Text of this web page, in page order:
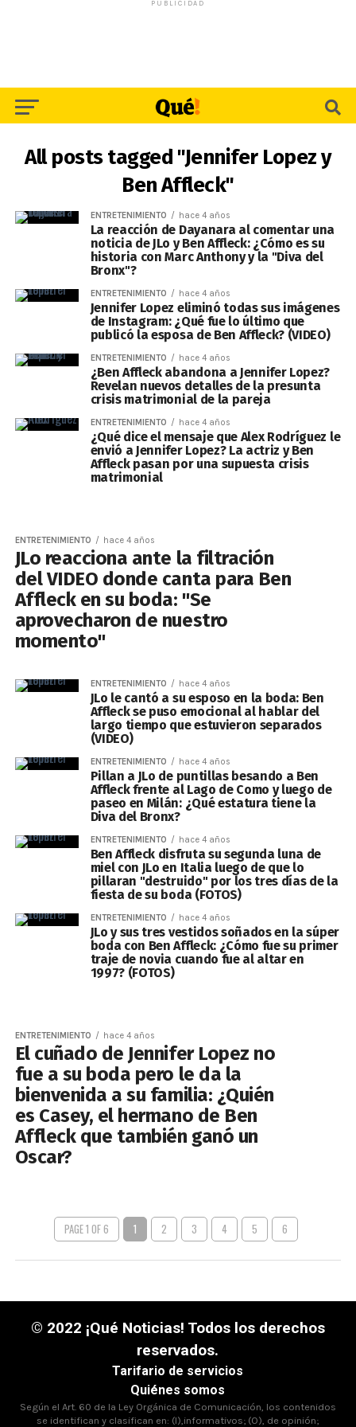
PUBLICIDAD
All posts tagged "Jennifer Lopez y
Ben Affleck"
ENTRETENIMIENTO hace 4 años
La reacción de Dayanara al comentar una
noticia de JLo y Ben Affleck: ¿Cómo es su
historia con Marc Anthony y la "Diva del
Bronx"?
ENTRETENIMIENTO hace 4 años
Jennifer Lopez eliminó todas sus imágenes
de Instagram: ¿Qué fue lo último que
publicó la esposa de Ben Affleck? (VIDEO)
ENTRETENIMIENTO hace 4 años
¿Ben Affleck abandona a Jennifer Lopez?
Revelan nuevos detalles de la presunta
crisis matrimonial de la pareja
ENTRETENIMIENTO hace 4 años
¿Qué dice el mensaje que Alex Rodríguez le
envió a Jennifer Lopez? La actriz y Ben
Affleck pasan por una supuesta crisis
matrimonial
ENTRETENIMIENTO hace 4 años
JLo reacciona ante la filtración
del VIDEO donde canta para Ben
Affleck en su boda: "Se
aprovecharon de nuestro
momento"
ENTRETENIMIENTO hace 4 años
JLo le cantó a su esposo en la boda: Ben
Affleck se puso emocional al hablar del
largo tiempo que estuvieron separados
(VIDEO)
ENTRETENIMIENTO hace 4 años
Pillan a JLo de puntillas besando a Ben
Affleck frente al Lago de Como y luego de
paseo en Milán: ¿Qué estatura tiene la
Diva del Bronx?
ENTRETENIMIENTO hace 4 años
Ben Affleck disfruta su segunda luna de
miel con JLo en Italia luego de que lo
pillaran "destruido" por los tres días de la
fiesta de su boda (FOTOS)
ENTRETENIMIENTO hace 4 años
JLo y sus tres vestidos soñados en la súper
boda con Ben Affleck: ¿Cómo fue su primer
traje de novia cuando fue al altar en
1997? (FOTOS)
ENTRETENIMIENTO hace 4 años
El cuñado de Jennifer Lopez no
fue a su boda pero le da la
bienvenida a su familia: ¿Quién
es Casey, el hermano de Ben
Affleck que también ganó un
Oscar?
PAGE 1 OF 6 1 2 3 4 5 6
© 2022 ¡Qué Noticias! Todos los derechos
reservados.
Tarifario de servicios
Quiénes somos
Según el Art. 60 de la Ley Orgánica de Comunicación, los contenidos
se identifican y clasifican en: (I),informativos; (O), de opinión;